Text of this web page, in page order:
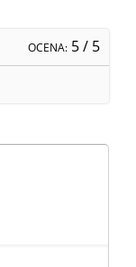
OCENA: 5/ 5